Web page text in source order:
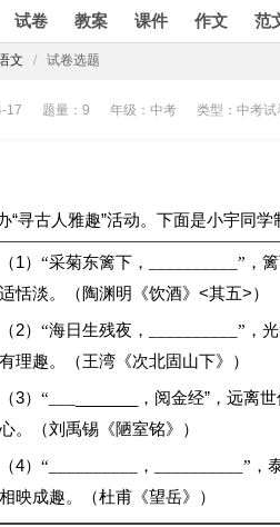
试卷 教案 课件 作文 范
文 / 试卷选题
17 题量：9 年级：中考 类型：中考试
“寻古人雅趣”活动。下面是小宇同
（1）“采菊东篱下，__________”，
适恬淡。
（陶渊明《饮酒》<其五>）
（2）“海日生残夜，__________”，
有理趣。
（王湾《次北固山下》）
（3）“___
_______，阅金经”，远离
心。（刘禹锡《陋室铭》）
（4）“__________，__________”，
相映成趣。
（杜甫《望岳》）